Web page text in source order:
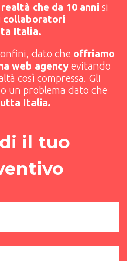
che da 10 anni si
collaboratori
Italia.
dato che offriamo
web agency evitando
così compressa. Gli
un problema dato che
Italia.
il tuo